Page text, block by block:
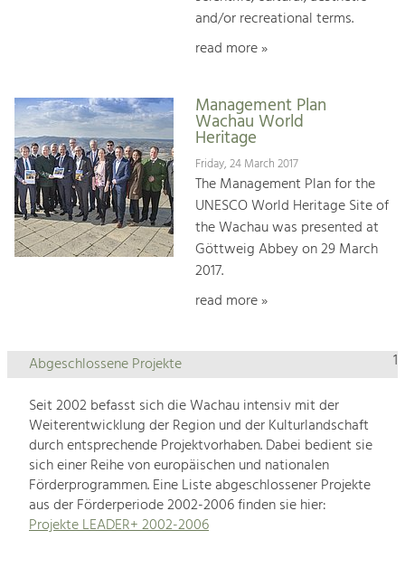
and/or recreational terms.
read more »
Management Plan
Wachau World
Heritage
Friday, 24 March 2017
The Management Plan for the
UNESCO World Heritage Site of
the Wachau was presented at
Göttweig Abbey on 29 March
2017.
read more »
1
Abgeschlossene Projekte
Seit 2002 befasst sich die Wachau intensiv mit der
Weiterentwicklung der Region und der Kulturlandschaft
durch entsprechende Projektvorhaben. Dabei bedient sie
sich einer Reihe von europäischen und nationalen
Förderprogrammen. Eine Liste abgeschlossener Projekte
aus der Förderperiode 2002-2006 finden sie hier:
Projekte LEADER+ 2002-2006